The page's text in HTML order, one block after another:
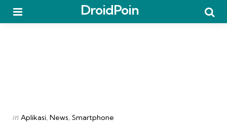
DroidPoin
Categories
Posted
in Aplikasi News Smartphone